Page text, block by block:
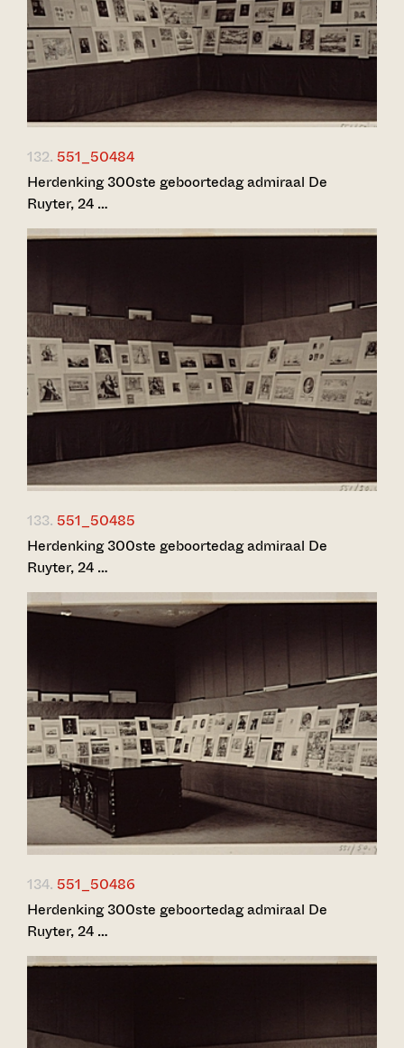
132. 551_50484
Herdenking 300ste geboortedag admiraal De
Ruyter, 24 …
133. 551_50485
Herdenking 300ste geboortedag admiraal De
Ruyter, 24 …
134. 551_50486
Herdenking 300ste geboortedag admiraal De
Ruyter, 24 …